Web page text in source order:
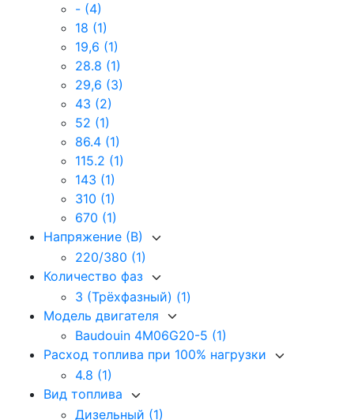
- (4)
18 (1)
19,6 (1)
28.8 (1)
29,6 (3)
43 (2)
52 (1)
86.4 (1)
115.2 (1)
143 (1)
310 (1)
670 (1)
Напряжение (В)
220/380 (1)
Количество фаз
3 (Трёхфазный) (1)
Модель двигателя
Baudouin 4M06G20-5 (1)
Расход топлива при 100% нагрузки
4.8 (1)
Вид топлива
Дизельный (1)